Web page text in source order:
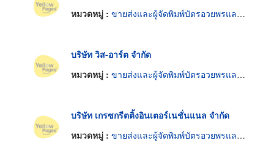
หมวดหมู่ : ขายส่งและผู้จัดพิมพ์บัตรอวยพรและโปสการ์ด
บริษัท วิส-อาร์ต จำกัด
หมวดหมู่ : ขายส่งและผู้จัดพิมพ์บัตรอวยพรและโปสการ์ด
บริษัท เกรซกรีตติ้งอินเตอร์เนชั่นแนล จำกัด
หมวดหมู่ : ขายส่งและผู้จัดพิมพ์บัตรอวยพรและโปสการ์ด